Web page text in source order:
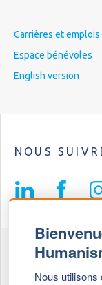
Nous utilisons
Carrières et emplois
Espace bénévoles
English version
NOUS